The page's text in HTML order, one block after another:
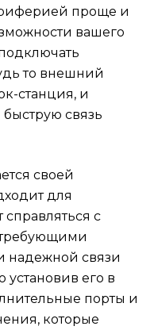
проще и
вашего
то внешний
станция, и
связь
своей
для
с
надежной связи
установив его в
порты и
которые